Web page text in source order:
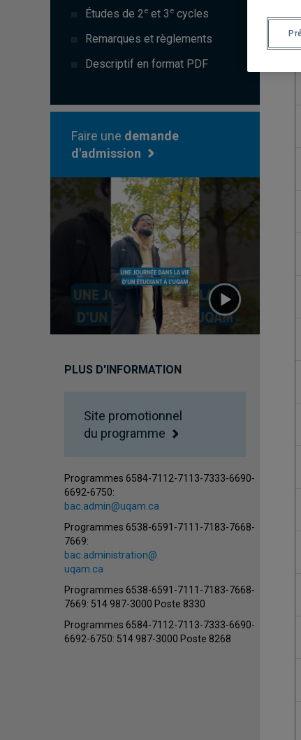
Études de 2 e et 3 e cycles
Remarques et règlements
Descriptif en format PDF
Faire une demande
d'admission
PLUS D'INFORMATION
Site promotionnel
du programme
Programmes 6584-7112-7113-7333-6690-
6692-6750:
bac.admin@uqam.ca
Programmes 6538-6591-7111-7183-7668-
7669:
bac.administration@
uqam.ca
Programmes 6538-6591-7111-7183-7668-
7669: 514 987-3000 Poste 8330
Programmes 6584-7112-7113-7333-6690-
6692-6750: 514 987-3000 Poste 8268